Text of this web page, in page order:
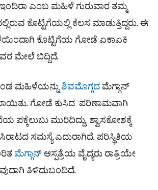
ಎಂಬ ಮಹಿಳೆ ಗುರುವಾರ ತಮ್ಮ
ಕೊಟ್ಟಿಗೆಯಲ್ಲಿ ಕೆಲಸ ಮಾಡುತ್ತಿದ್ದರು. ಈ
ಕೊಟ್ಟಿಗೆಯ ಗೋಡೆ ಏಕಾಏಕಿ
ಮೇಲೆ ಬಿದ್ದಿದೆ.
ಮಹಿಳೆಯನ್ನುಶಿವಮೊಗ್ಗದಮೆಗ್ಗಾನ್
ಗೋಡೆ ಕುಸಿದ ಪರಿಣಾಮವಾಗಿ
ಮುರಿದಿದ್ದು, ಶ್ವಾಸಕೋಶಕ್ಕೆ
ಸಮಸ್ಯೆ ಎದುರಾಗಿದೆ. ಪರಿಸ್ಥಿತಿಯ
ಮೆಗ್ಗಾನ್ಆಸ್ಪತ್ರೆಯ ವೈದ್ಯರು ರಾತ್ರಿಯೇ
ತಿಳಿದುಬಂದಿದೆ.